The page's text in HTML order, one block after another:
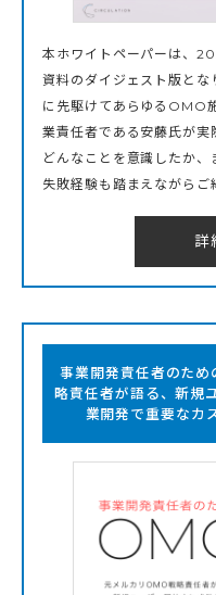
本ホワイトペーパーは、
資料のダイジェスト版とな
に先駆けてあらゆるOMO
業責任者である安藤氏が実
どんなことを意識したか、
失敗経験も踏まえながらご
詳
事業開発責任者のた
略責任者が語る、新規
業開発で重要なカ